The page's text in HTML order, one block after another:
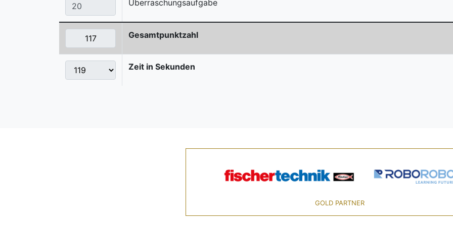
Überraschungsaufgabe
Gesamtpunktzahl
Zeit in Sekunden
GOLD PARTNER